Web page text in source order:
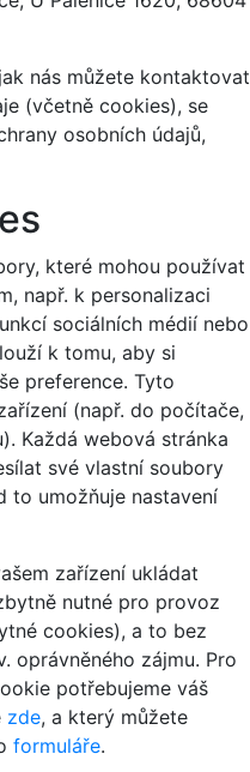
nás můžete kontaktovat
(včetně cookies), se
osobních údajů,
které mohou používat
např. k personalizaci
sociálních médií nebo
k tomu, aby si
preference. Tyto
(např. do počítače,
Každá webová stránka
své vlastní soubory
to umožňuje nastavení
zařízení ukládat
nutné pro provoz
cookies), a to bez
oprávněného zájmu. Pro
potřebujeme váš
zde, a který můžete
formuláře.